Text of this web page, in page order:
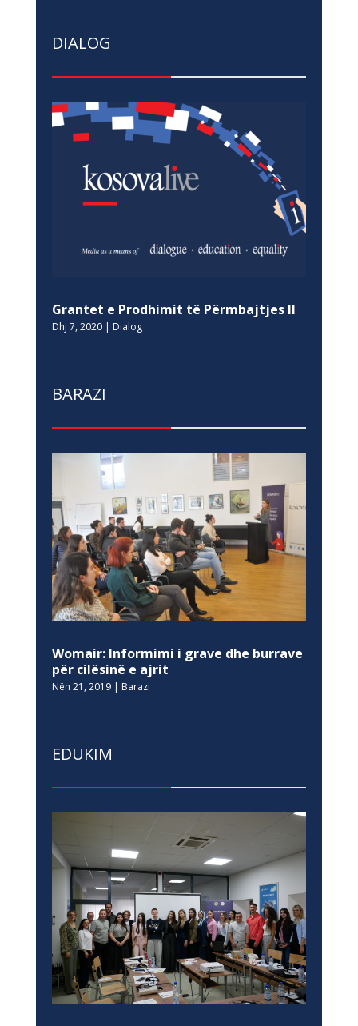
DIALOG
Grantet e Prodhimit të Përmbajtjes II
Dhj 7, 2020| Dialog
BARAZI
Womair: Informimi i grave dhe burrave
për cilësinë e ajrit
Nën 21, 2019| Barazi
EDUKIM